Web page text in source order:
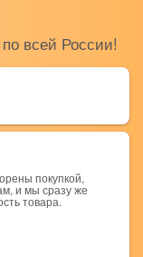
всей России!
покупкой,
и мы сразу же
товара.